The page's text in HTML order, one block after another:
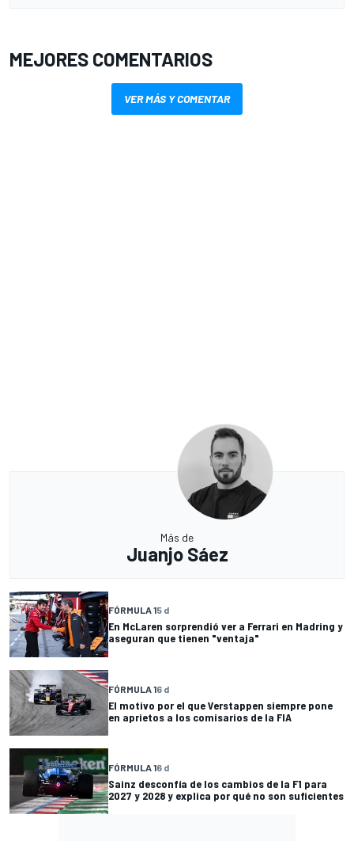
MEJORES COMENTARIOS
VER MÁS Y COMENTAR
Más de
Juanjo Sáez
FÓRMULA 15 d
En McLaren sorprendió ver a Ferrari en Madring y
aseguran que tienen "ventaja"
FÓRMULA 16 d
El motivo por el que Verstappen siempre pone
en aprietos a los comisarios de la FIA
FÓRMULA 16 d
Sainz desconfía de los cambios de la F1 para
2027 y 2028 y explica por qué no son suficientes